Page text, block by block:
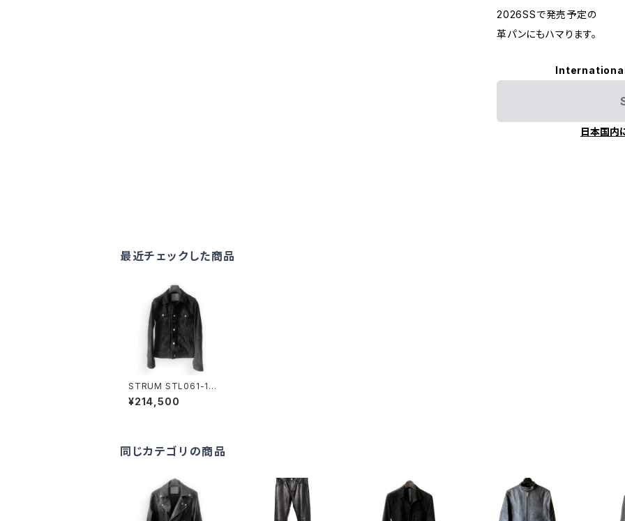
2026SSで発売予定の
革パンにもハマります。
日本国内
最近チェックした商品
STRUM STL061-11
オイルカーフスエード D
EAN ORIGINAL Gジャ
¥214,500
同じカテゴリの商品